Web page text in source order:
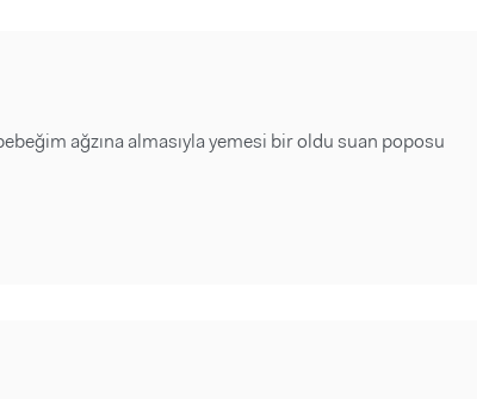
ağzına almasıyla yemesi bir oldu suan poposu